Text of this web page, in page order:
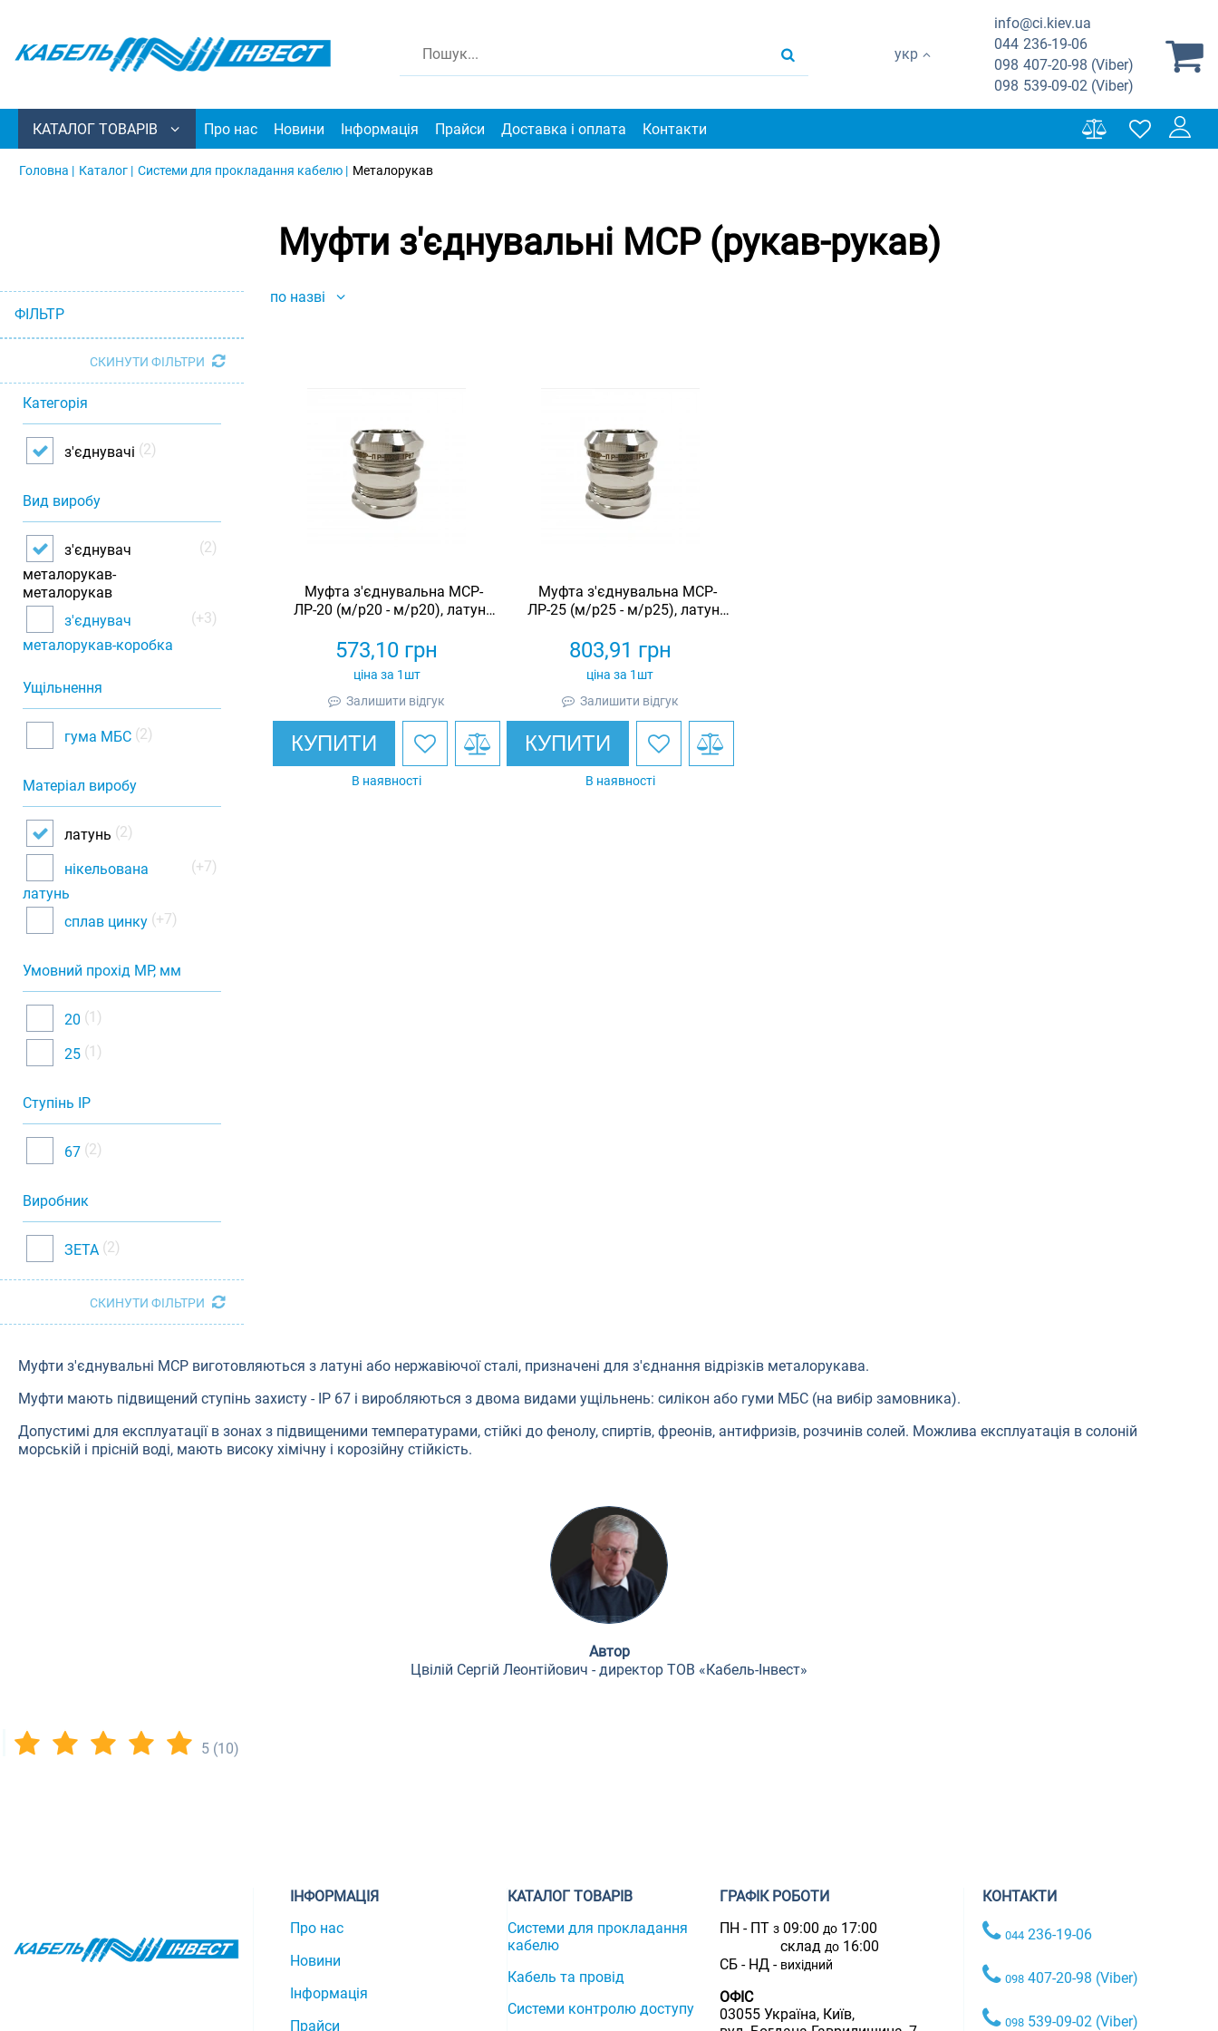
укр
info@ci.kiev.ua
044 236-19-06
098 407-20-98 (Viber)
098 539-09-02 (Viber)
КАТАЛОГ ТОВАРІВ Про нас Новини Інформація Прайси Доставка і оплата Контакти
Головна | Каталог | Системи для прокладання кабелю | Металорукав
Муфти з'єднувальні МСР (рукав-рукав)
Муфти з'єднувальні МСР виготовляються з латуні або нержавіючої сталі, призначені для з'єднання відрізків металорукава.
Муфти мають підвищений ступінь захисту - IP 67 і виробляються з двома видами ущільнень: силікон або гуми МБС (на вибір замовника).
Допустимі для експлуатації в зонах з підвищеними температурами, стійкі до фенолу, спиртів, фреонів, антифризів, розчинів солей. Можлива експлуатація в солоній
морській і прісній воді, мають високу хімічну і корозійну стійкість.
Автор
Цвілій Сергій Леонтійович - директор ТОВ «Кабель-Інвест»
5 (10)
ФІЛЬТР
СКИНУТИ ФІЛЬТРИ
Категорія
з'єднувачі (2)
Вид виробу
з'єднувач
металорукав-
металорукав
(2)
з'єднувач
металорукав-коробка
(+3)
Ущільнення
гума МБС (2)
Матеріал виробу
латунь (2)
нікельована
латунь
(+7)
сплав цинку (+7)
Умовний прохід МР, мм
20 (1)
25 (1)
Ступінь IP
67 (2)
Виробник
ЗЕТА (2)
СКИНУТИ ФІЛЬТРИ
по назві
Муфта з'єднувальна МСР-
ЛР-20 (м/р20 - м/р20), латунь
573,10 грн
ціна за 1шт
Залишити відгук
КУПИТИ
В наявності
Муфта з'єднувальна МСР-
ЛР-25 (м/р25 - м/р25), латунь
803,91 грн
ціна за 1шт
Залишити відгук
КУПИТИ
В наявності
ІНФОРМАЦІЯ
Про нас
Новини
Інформація
Прайси
КАТАЛОГ ТОВАРІВ
Системи для прокладання
кабелю
Кабель та провід
Системи контролю доступу
ГРАФІК РОБОТИ
ПН - ПТ з09:00 до17:00
склад до16:00
СБ - НД - вихідний
ОФІС
03055 Україна, Київ,
КОНТАКТИ
044 236-19-06
098 407-20-98 (Viber)
098 539-09-02 (Viber)